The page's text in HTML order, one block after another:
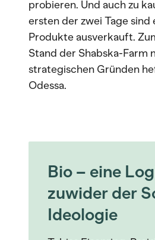
probieren. Und auch zu
ersten der zwei Tage sind
Produkte ausverkauft.
Stand der Shabska-Farm
strategischen Gründen
Odessa.
Bio – eine
zuwider der
Ideologie